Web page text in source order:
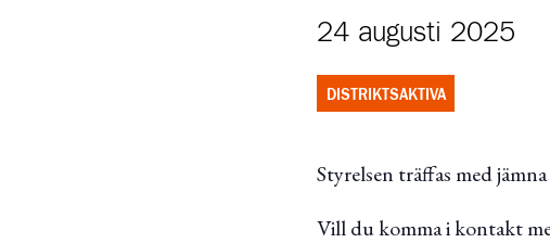
24 augusti 2025
DISTRIKTSAKTIVA
Styrelsen träffas med
Vill du komma i kontakt